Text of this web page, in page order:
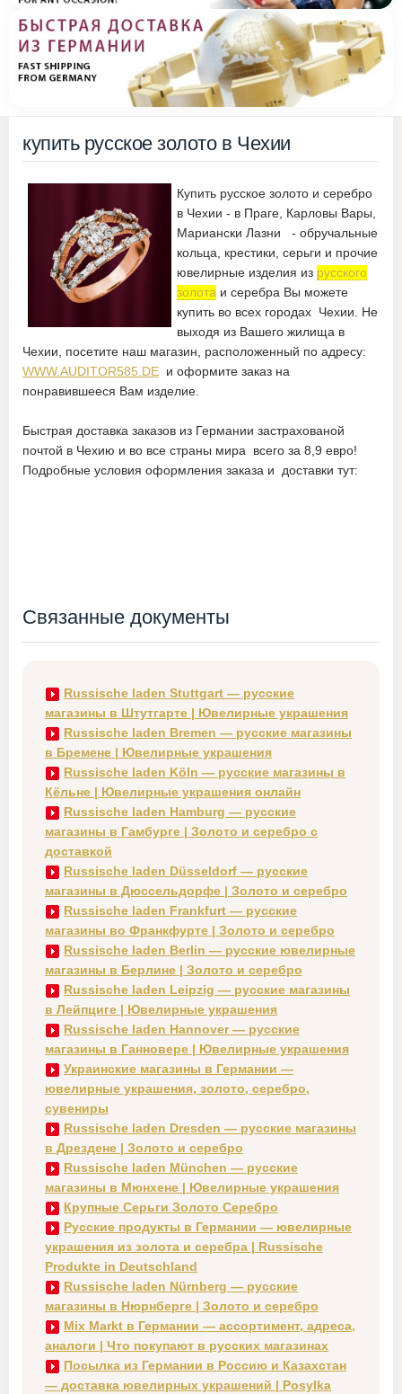
купить русское золото в Чехии
Купить русское золото и серебро
в Чехии - в Праге, Карловы Вары,
Мариански Лазни - обручальные
кольца, крестики, серьги и прочие
ювелирные изделия из русского
золота и серебра Вы можете
купить во всех городах Чехии. Не
выходя из Вашего жилища в
Чехии, посетите наш магазин, расположенный по адресу:
WWW.AUDITOR585.DE и оформите заказ на
понравившееся Вам изделие.
Быстрая доставка заказов из Германии застрахованой
почтой в Чехию и во все страны мира всего за 8,9 евро!
Подробные условия оформления заказа и доставки тут:
Связанные документы
Russische laden Stuttgart — русские
магазины в Штутгарте | Ювелирные украшения
Russische laden Bremen — русские магазины
в Бремене | Ювелирные украшения
Russische laden Köln — русские магазины в
Кёльне | Ювелирные украшения онлайн
Russische laden Hamburg — русские
магазины в Гамбурге | Золото и серебро с
доставкой
Russische laden Düsseldorf — русские
магазины в Дюссельдорфе | Золото и серебро
Russische laden Frankfurt — русские
магазины во Франкфурте | Золото и серебро
Russische laden Berlin — русские ювелирные
магазины в Берлине | Золото и серебро
Russische laden Leipzig — русские магазины
в Лейпциге | Ювелирные украшения
Russische laden Hannover — русские
магазины в Ганновере | Ювелирные украшения
Украинские магазины в Германии —
ювелирные украшения, золото, серебро,
сувениры
Russische laden Dresden — русские магазины
в Дрездене | Золото и серебро
Russische laden München — русские
магазины в Мюнхене | Ювелирные украшения
Крупные Серьги Золото Серебро
Русские продукты в Германии — ювелирные
украшения из золота и серебра | Russische
Produkte in Deutschland
Russische laden Nürnberg — русские
магазины в Нюрнберге | Золото и серебро
Mix Markt в Германии — ассортимент, адреса,
аналоги | Что покупают в русских магазинах
Посылка из Германии в Россию и Казахстан
— доставка ювелирных украшений | Posylka